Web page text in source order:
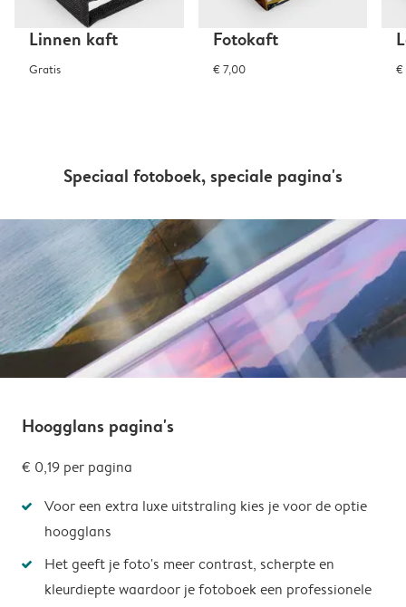
Linnen kaft
Gratis
Fotokaft
€ 7,00 €
Speciaal fotoboek, speciale pagina's
Hoogglans pagina's
€ 0,19 per pagina
Voor een extra luxe uitstraling kies je voor de optie
hoogglans
Het geeft je foto's meer contrast, scherpte en
kleurdiepte waardoor je fotoboek een professionele